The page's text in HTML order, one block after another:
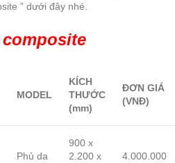
” dưới đây nhé.
MODEL
KÍCH
THƯỚC
(mm)
ĐƠN GIÁ
(VNĐ)
Phủ da
900 x
2.200 x
4.000.000